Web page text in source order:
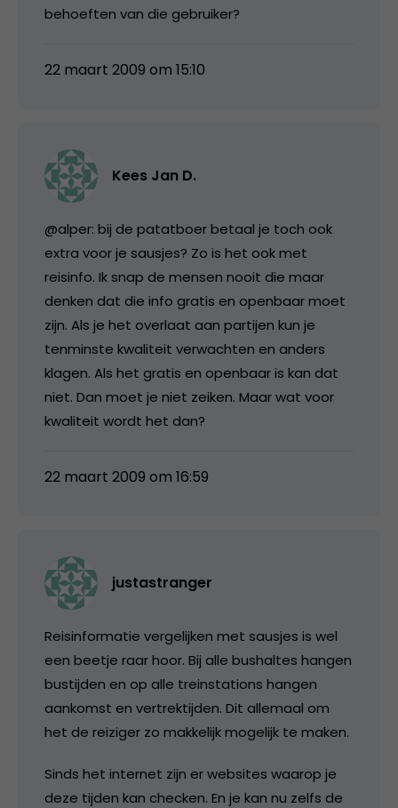
behoeften van die gebruiker?
22 maart 2009 om 15:10
Kees Jan D.
@alper: bij de patatboer betaal je toch ook
extra voor je sausjes? Zo is het ook met
reisinfo. Ik snap de mensen nooit die maar
denken dat die info gratis en openbaar moet
zijn. Als je het overlaat aan partijen kun je
tenminste kwaliteit verwachten en anders
klagen. Als het gratis en openbaar is kan dat
niet. Dan moet je niet zeiken. Maar wat voor
kwaliteit wordt het dan?
22 maart 2009 om 16:59
justastranger
Reisinformatie vergelijken met sausjes is wel
een beetje raar hoor. Bij alle bushaltes hangen
bustijden en op alle treinstations hangen
aankomst en vertrektijden. Dit allemaal om
het de reiziger zo makkelijk mogelijk te maken.
Sinds het internet zijn er websites waarop je
deze tijden kan checken. En je kan nu zelfs de